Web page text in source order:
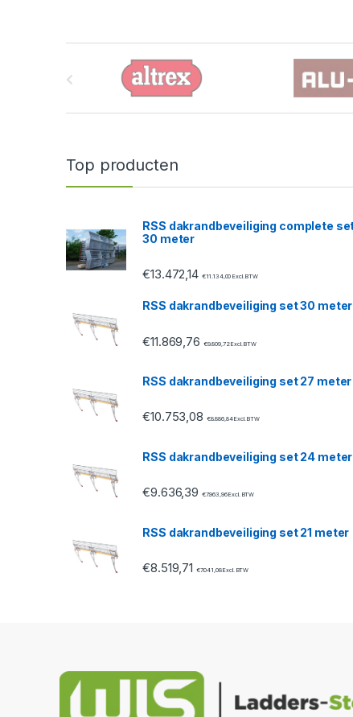
Top producten
RSS dakrandbeveiliging complete
30 meter
€13.472,14 €11.134,00 Excl. BTW
RSS dakrandbeveiliging set 30 meter
€11.869,76 €9.809,72Excl. BTW
RSS dakrandbeveiliging set 27 meter
€10.753,08 €8.886,84Excl. BTW
RSS dakrandbeveiliging set 24 meter
€9.636,39 €7.963,96Excl. BTW
RSS dakrandbeveiliging set 21 meter
€8.519,71 €7.041,08Excl. BTW